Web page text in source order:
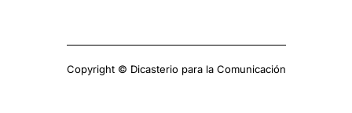
Copyright © Dicasterio para la Comunicación